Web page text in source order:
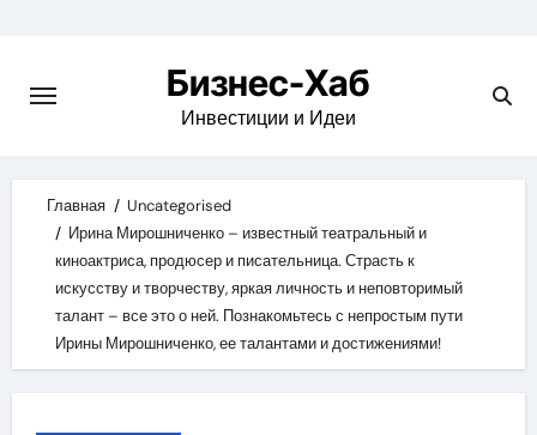
content
Бизнес-Хаб
Инвестиции и Идеи
Главная
Uncategorised
Ирина Мирошниченко – известный театральный и
киноактриса, продюсер и писательница. Страсть к
искусству и творчеству, яркая личность и неповторимый
талант – все это о ней. Познакомьтесь с непростым пути
Ирины Мирошниченко, ее талантами и достижениями!